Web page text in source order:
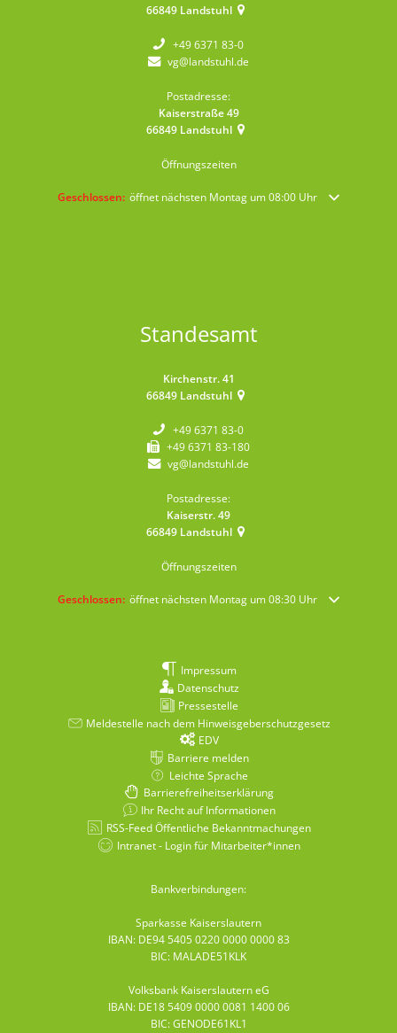
66849 Landstuhl
+49 6371 83-0
vg@landstuhl.de
Postadresse:
Kaiserstraße 49
66849 Landstuhl
Öffnungszeiten
Klicken, um weitere Öffnungs- oder Schließzeiten auszublenden
Geschlossen: öffnet nächsten Montag um 08:00 Uhr
Standesamt
Kirchenstr. 41
66849 Landstuhl
+49 6371 83-0
+49 6371 83-180
vg@landstuhl.de
Postadresse:
Kaiserstr. 49
66849 Landstuhl
Öffnungszeiten
Klicken, um weitere Öffnungs- oder Schließzeiten auszublenden
Geschlossen: öffnet nächsten Montag um 08:30 Uhr
Impressum
Datenschutz
Pressestelle
Meldestelle nach dem Hinweisgeberschutzgesetz
EDV
Barriere melden
Leichte Sprache
Barrierefreiheitserklärung
Ihr Recht auf Informationen
RSS-Feed Öffentliche Bekanntmachungen
Intranet - Login für Mitarbeiter*innen
Bankverbindungen:
Sparkasse Kaiserslautern
IBAN: DE94 5405 0220 0000 0000 83
BIC: MALADE51KLK
Volksbank Kaiserslautern eG
IBAN: DE18 5409 0000 0081 1400 06
BIC: GENODE61KL1